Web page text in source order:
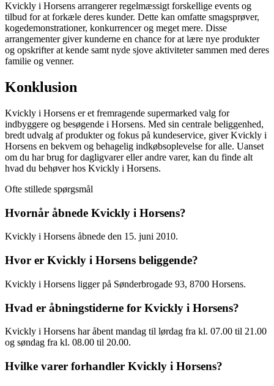
Kvickly i Horsens arrangerer regelmæssigt forskellige events og
tilbud for at forkæle deres kunder. Dette kan omfatte smagsprøver,
kogedemonstrationer, konkurrencer og meget mere. Disse
arrangementer giver kunderne en chance for at lære nye produkter
og opskrifter at kende samt nyde sjove aktiviteter sammen med deres
familie og venner.
Konklusion
Kvickly i Horsens er et fremragende supermarked valg for
indbyggere og besøgende i Horsens. Med sin centrale beliggenhed,
bredt udvalg af produkter og fokus på kundeservice, giver Kvickly i
Horsens en bekvem og behagelig indkøbsoplevelse for alle. Uanset
om du har brug for dagligvarer eller andre varer, kan du finde alt
hvad du behøver hos Kvickly i Horsens.
Ofte stillede spørgsmål
Hvornår åbnede Kvickly i Horsens?
Kvickly i Horsens åbnede den 15. juni 2010.
Hvor er Kvickly i Horsens beliggende?
Kvickly i Horsens ligger på Sønderbrogade 93, 8700 Horsens.
Hvad er åbningstiderne for Kvickly i Horsens?
Kvickly i Horsens har åbent mandag til lørdag fra kl. 07.00 til 21.00
og søndag fra kl. 08.00 til 20.00.
Hvilke varer forhandler Kvickly i Horsens?